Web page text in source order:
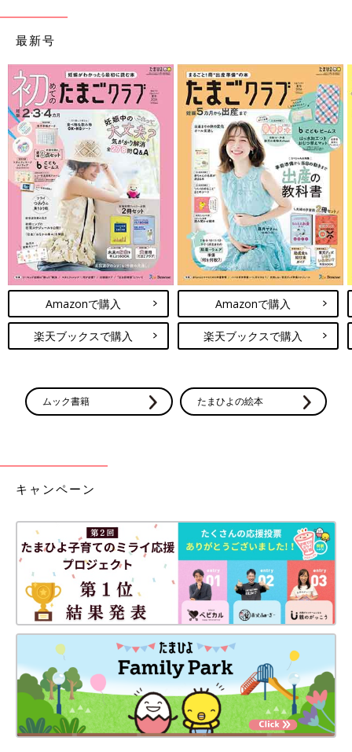
サッカーも、体操も。元気に過ごしていた大地くん
再発後にサッカーチームのメンバーから寄せ書きと千羽鶴をもらった
2017年の12月に初発の治療が終わったあとは、月1回の定期検
査、半年に1回のCT検査やMIBGシンチグラフィ（遠隔転移巣の
診断の検査）をしながら、経過観察を続けました。毎回問題な
「小学校に入学してからは、サッカーや体操を習ったり、お友だ
え始めます。神経芽腫の再発でした。
「大阪市立総合医療センターで検査をしても再発は疑われなかっ
たのですが、2〜3カ月して腕が上がらないくらい痛くなってしま
ったので、PET検査（がんの有無や広がり、ほかの臓器への転移
がないかを調べる精密検査）をしたら、再発とわかりました」
（土井さん）
日本で初めて、再発して2回目の「抗GD2抗体」で
の治療を開始
最新号
Amazonで購入
楽天ブックスで購入
Amazonで購入
楽天ブックスで購入
ムック書籍 たまひよの絵本
キャンペーン